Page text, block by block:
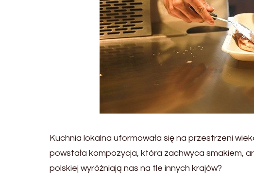
Kuchnia lokalna uformowała się na przestrzeni
powstała kompozycja, która zachwyca smakiem,
polskiej wyróżniają nas na tle innych krajów?